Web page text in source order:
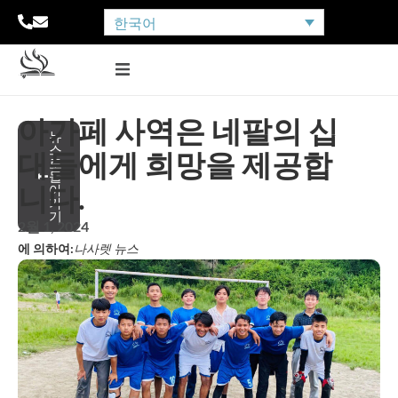
한국어
뉴
스
로
돌
아
가
기
아가페 사역은 네팔의 십
대들에게 희망을 제공합
니다.
2월 1, 2024
에 의하여:나사렛 뉴스